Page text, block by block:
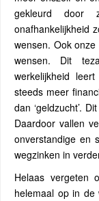
gekleurd door
onafhankelijkheid
wensen. Ook
wensen. Dit
werkelijkheid
steeds meer
dan ‘geldzucht’.
Daardoor vallen
onverstandige en
wegzinken in
Helaas vergeten
helemaal op in